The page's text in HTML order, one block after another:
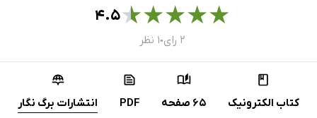
★
★
★
★
★۴.۵
۲ رای ● ۱ نظر
کتاب الکترونیک 65 صفحه PDF انتشارات برگ نگار